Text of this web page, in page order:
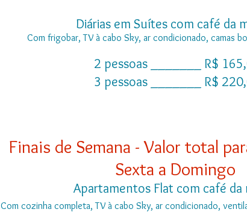
Diárias em Suítes com café da
Com frigobar, TV à cabo Sky, ar condicionado, camas
2 pessoas _______ R$
3 pessoas _______ R$
Finais de Semana - Valor total
Sexta a Domingo
Apartamentos Flat com café da
Com cozinha completa, TV à cabo Sky, ar condicionado,